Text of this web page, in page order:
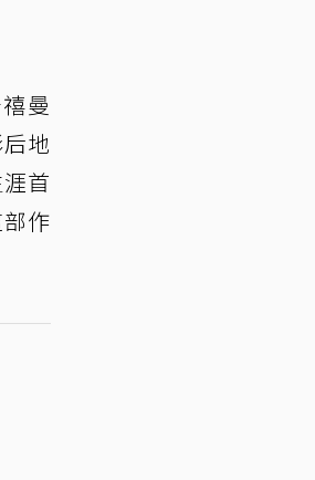
曼
地
首
作